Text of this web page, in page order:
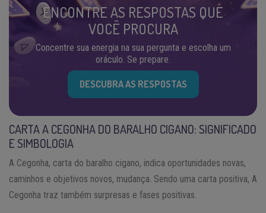
ENCONTRE AS RESPOSTAS QUE
VOCÊ PROCURA
Concentre sua energia na sua pergunta e escolha um
oráculo. Se prepare.
DESCUBRA AS RESPOSTAS
CARTA A CEGONHA DO BARALHO CIGANO: SIGNIFICADO
E SIMBOLOGIA
A Cegonha, carta do baralho cigano, indica oportunidades novas,
caminhos e objetivos novos, mudança. Sendo uma carta positiva, A
Cegonha traz também surpresas e fases positivas.